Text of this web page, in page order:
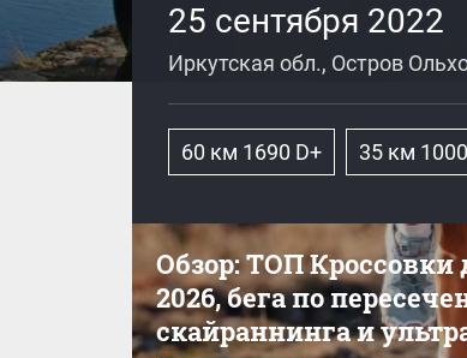
25 сентября 2022
Иркутская обл., Остров
60 км 1690 D+ 35 км
Обзор: ТОП Кроссовки
2026, бега по
скайраннинга и